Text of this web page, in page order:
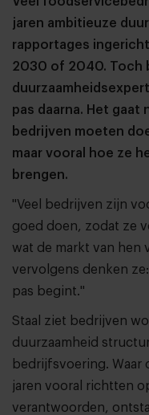
jaren ambitieuze
rapportages
2030 of 2040. Toch
pas daarna. Het gaat
bedrijven moeten
maar vooral hoe ze
brengen.
"Veel bedrijven zijn
goed doen, zodat ze
wat de markt van hen
vervolgens denken
pas begint."
Staal ziet bedrijven
duurzaamheid
bedrijfsvoering. Waar
jaren vooral richtten
verantwoorden,